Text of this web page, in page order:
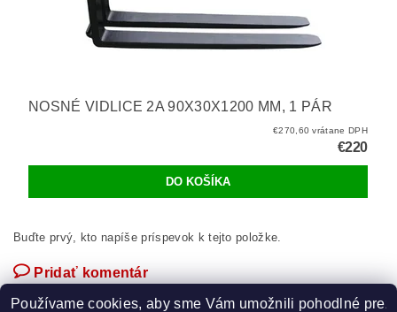
NOSNÉ VIDLICE 2A 90X30X1200 MM, 1 PÁR
€270,60 vrátane DPH
€220
Buďte prvý, kto napíše príspevok k tejto položke.
Pridať komentár
Používame cookies, aby sme Vám umožnili pohodlné